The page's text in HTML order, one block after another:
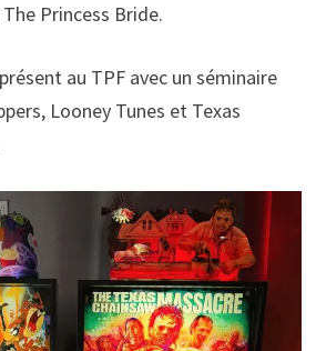
Princess Bride.
au TPF avec un séminaire
Looney Tunes et Texas